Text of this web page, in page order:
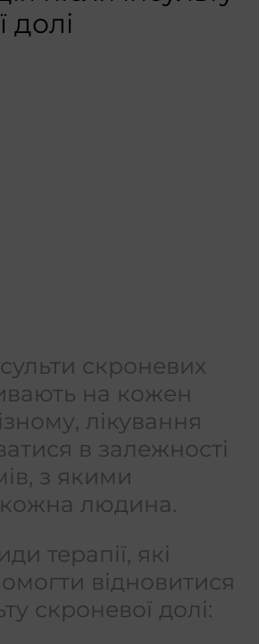
долі
скроневих
на кожен
лікування
в залежності
з якими
кожна людина.
терапії, які
відновитися
скроневої долі: